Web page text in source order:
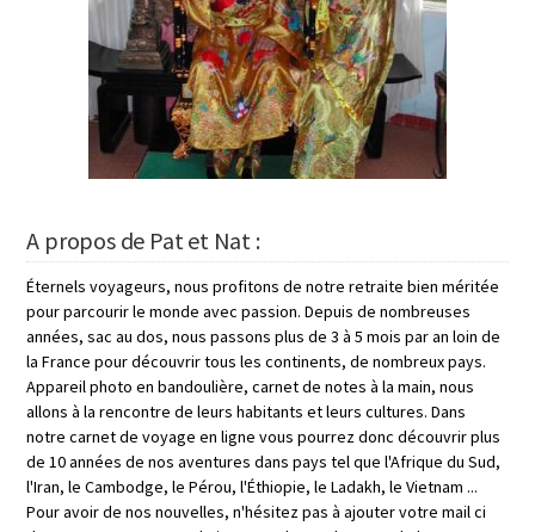
A propos de Pat et Nat :
Éternels voyageurs, nous profitons de notre retraite bien méritée
pour parcourir le monde avec passion. Depuis de nombreuses
années, sac au dos, nous passons plus de 3 à 5 mois par an loin de
la France pour découvrir tous les continents, de nombreux pays.
Appareil photo en bandoulière, carnet de notes à la main, nous
allons à la rencontre de leurs habitants et leurs cultures. Dans
notre carnet de voyage en ligne vous pourrez donc découvrir plus
de 10 années de nos aventures dans pays tel que l'Afrique du Sud,
l'Iran, le Cambodge, le Pérou, l'Éthiopie, le Ladakh, le Vietnam ...
Pour avoir de nos nouvelles, n'hésitez pas à ajouter votre mail ci